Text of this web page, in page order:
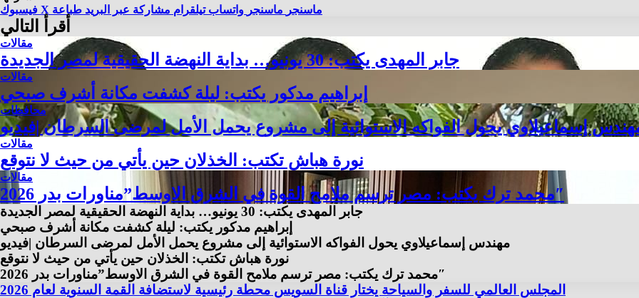
فيسبوك X ماسنجر ماسنجر واتساب تيلقرام مشاركة عبر البريد طباعة
أقرأ التالي
مقالات
جابر المهدى يكتب: 30 يونيو… بداية النهضة الحقيقية لمصر الجديدة
مقالات
إبراهيم مدكور يكتب: ليلة كشفت مكانة أشرف صبحي
محافظات
إسماعيلاوي يحول الفواكه الاستوائية إلى مشروع يحمل الأمل لمرضى السرطان |فيديو
مقالات
نورة هباش تكتب: الخذلان حين يأتي من حيث لا نتوقع
مقالات
محمد ترك يكتب: مصر ترسم ملامح القوة في الشرق الاوسط”مناورات بدر 2026″
جابر المهدى يكتب: 30 يونيو… بداية النهضة الحقيقية لمصر الجديدة
إبراهيم مدكور يكتب: ليلة كشفت مكانة أشرف صبحي
مهندس إسماعيلاوي يحول الفواكه الاستوائية إلى مشروع يحمل الأمل لمرضى السرطان |فيديو
نورة هباش تكتب: الخذلان حين يأتي من حيث لا نتوقع
محمد ترك يكتب: مصر ترسم ملامح القوة في الشرق الاوسط”مناورات بدر 2026″
المجلس العالمي للسفر والسياحة يختار قناة السويس محطة رئيسية لاستضافة القمة السنوية لعام 2026